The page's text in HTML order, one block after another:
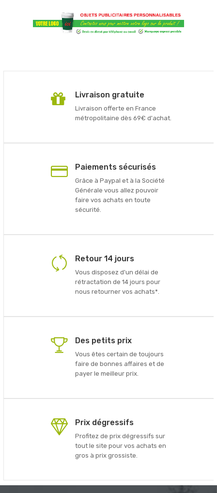
Livraison gratuite
Livraison offerte en France
métropolitaine dès 69€ d'achat.
Paiements sécurisés
Grâce à Paypal et à la Société
Générale vous allez pouvoir
faire vos achats en toute
sécurité.
Retour 14 jours
Vous disposez d'un délai de
rétractation de 14 jours pour
nous retourner vos achats*.
Des petits prix
Vous êtes certain de toujours
faire de bonnes affaires et de
payer le meilleur prix.
Prix dégressifs
Profitez de prix dégressifs sur
tout le site pour vos achats en
gros à prix grossiste.